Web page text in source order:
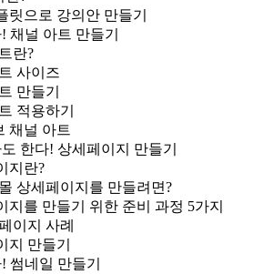
릿으로 강의안 만들기
채널 아트 만들기
란?
사이즈
만들기
적용하기
채널 아트
한다! 상세페이지 만들기
지란?
상세페이지를 만들려면?
지를 만들기 위한 준비 과정 5가지
이지 사례
지 만들기
썸네일 만들기